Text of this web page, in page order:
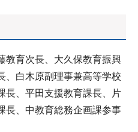
教育次長、大久保教育振興
、白木原副理事兼高等学校
長、平田支援教育課長、片
長、中教育総務企画課参事